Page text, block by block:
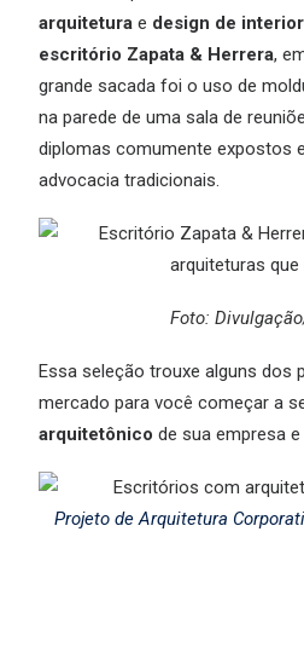
arquitetura e design de
escritório Zapata & Herrera,
grande sacada foi o uso de
na parede de uma sala de
diplomas comumente expostos
advocacia tradicionais.
Foto:
Essa seleção trouxe alguns dos
mercado para você começar a
arquitetônico de sua empresa
Projeto de Arquitetura